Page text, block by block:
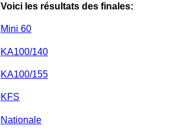
Voici les résultats des finales:
Mini 60
KA100/140
KA100/155
KFS
Nationale